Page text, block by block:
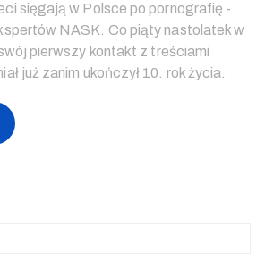
sięgają w Polsce po pornografię -
NASK. Co piąty nastolatek w
pierwszy kontakt z treściami
już zanim ukończył 10. rok życia.